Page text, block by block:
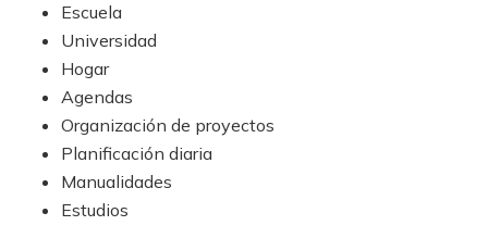
Escuela
Universidad
Hogar
Agendas
Organización de proyectos
Planificación diaria
Manualidades
Estudios